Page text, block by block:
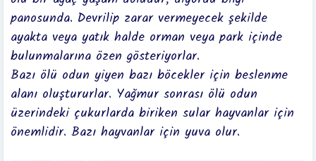
panosunda. Devrilip zarar vermeyecek şekilde
ayakta veya yatık halde orman veya park içinde
bulunmalarına özen gösteriyorlar.
Bazı ölü odun yiyen bazı böcekler için beslenme
alanı oluştururlar. Yağmur sonrası ölü odun
üzerindeki çukurlarda biriken sular hayvanlar için
önemlidir. Bazı hayvanlar için yuva olur.